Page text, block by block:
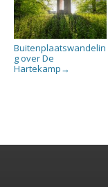
Buitenplaatswandelin
g over De
Hartekamp →